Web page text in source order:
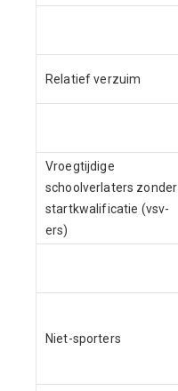
Relatief verzuim
Vroegtijdige
schoolverlaters zonder
startkwalificatie (vsv-
ers)
Niet-sporters